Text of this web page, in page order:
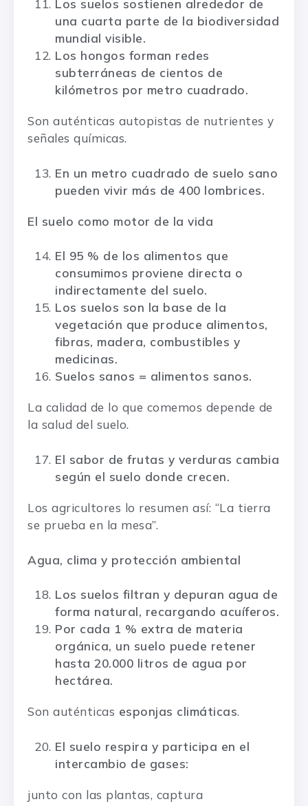
Los suelos sostienen alrededor de
una cuarta parte de la biodiversidad
mundial visible.
Los hongos forman redes
subterráneas de cientos de
kilómetros por metro cuadrado.
Son auténticas autopistas de nutrientes y
señales químicas.
En un metro cuadrado de suelo sano
pueden vivir más de 400 lombrices.
El suelo como motor de la vida
El 95 % de los alimentos que
consumimos proviene directa o
indirectamente del suelo.
Los suelos son la base de la
vegetación que produce alimentos,
fibras, madera, combustibles y
medicinas.
Suelos sanos = alimentos sanos.
La calidad de lo que comemos depende de
la salud del suelo.
El sabor de frutas y verduras cambia
según el suelo donde crecen.
Los agricultores lo resumen así: “La tierra
se prueba en la mesa”.
Agua, clima y protección ambiental
Los suelos filtran y depuran agua de
forma natural, recargando acuíferos.
Por cada 1 % extra de materia
orgánica, un suelo puede retener
hasta 20.000 litros de agua por
hectárea.
Son auténticas esponjas climáticas.
El suelo respira y participa en el
intercambio de gases:
junto con las plantas, captura